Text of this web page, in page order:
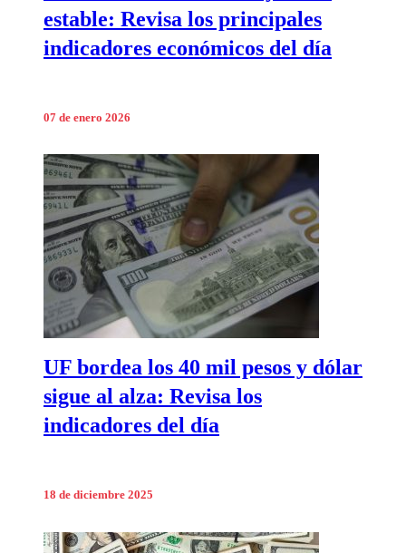
estable: Revisa los principales
indicadores económicos del día
07 de enero 2026
UF bordea los 40 mil pesos y dólar
sigue al alza: Revisa los
indicadores del día
18 de diciembre 2025